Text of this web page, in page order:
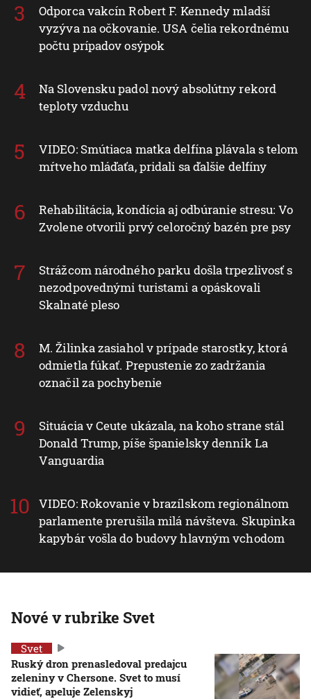
Odporca vakcín Robert F. Kennedy mladší
vyzýva na očkovanie. USA čelia rekordnému
počtu prípadov osýpok
Na Slovensku padol nový absolútny rekord
teploty vzduchu
VIDEO: Smútiaca matka delfína plávala s telom
mŕtveho mláďaťa, pridali sa ďalšie delfíny
Rehabilitácia, kondícia aj odbúranie stresu: Vo
Zvolene otvorili prvý celoročný bazén pre psy
Strážcom národného parku došla trpezlivosť s
nezodpovednými turistami a opáskovali
Skalnaté pleso
M. Žilinka zasiahol v prípade starostky, ktorá
odmietla fúkať. Prepustenie zo zadržania
označil za pochybenie
Situácia v Ceute ukázala, na koho strane stál
Donald Trump, píše španielsky denník La
Vanguardia
VIDEO: Rokovanie v brazílskom regionálnom
parlamente prerušila milá návšteva. Skupinka
kapybár vošla do budovy hlavným vchodom
Nové v rubrike Svet
Svet
Ruský dron prenasledoval predajcu
zeleniny v Chersone. Svet to musí
vidieť, apeluje Zelenskyj